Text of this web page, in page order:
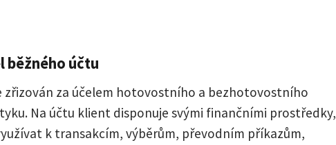
běžného účtu
zřizován za účelem hotovostního a bezhotovostního
Na účtu klient disponuje svými finančními prostředky,
k transakcím, výběrům, převodním příkazům,